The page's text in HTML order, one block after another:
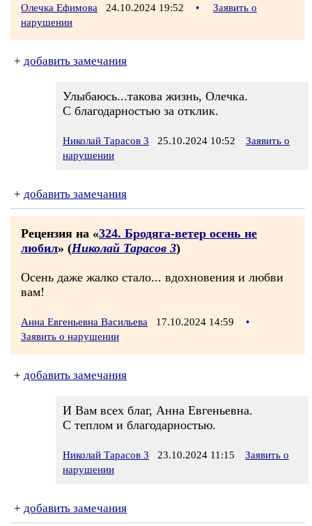
Олечка Ефимова 24.10.2024 19:52 •
Заявить о
нарушении
+ добавить замечания
Улыбаюсь...такова жизнь, Олечка.
С благодарностью за отклик.
Николай Тарасов 3 25.10.2024 10:52
Заявить о
нарушении
+ добавить замечания
Рецензия на «324. Бродяга-ветер осень не
любил» (Николай Тарасов 3)
Осень даже жалко стало... вдохновения и любви
вам!
Анна Евгеньевна Васильева 17.10.2024 14:59
•
Заявить о нарушении
+ добавить замечания
И Вам всех благ, Анна Евгеньевна.
С теплом и благодарностью.
Николай Тарасов 3 23.10.2024 11:15
Заявить о
нарушении
+ добавить замечания